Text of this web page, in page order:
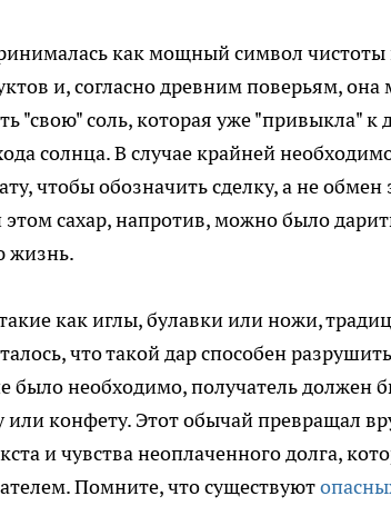
как мощный символ чистоты
и, согласно древним поверьям,
"свою" соль, которая уже "привыкла" к
солнца. В случае крайней
чтобы обозначить сделку, а не обмен
сахар, напротив, можно было
жизнь.
как иглы, булавки или ножи,
что такой дар способен
было необходимо, получатель должен
конфету. Этот обычай превращал
и чувства неоплаченного долга,
Помните, что существуют